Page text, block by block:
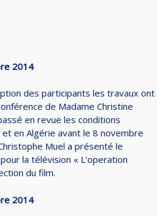
2014
des participants les travaux ont
de Madame Christine
en revue les conditions
en Algérie avant le 8 novembre
Muel a présenté le
la télévision « L’operation
du film.
2014